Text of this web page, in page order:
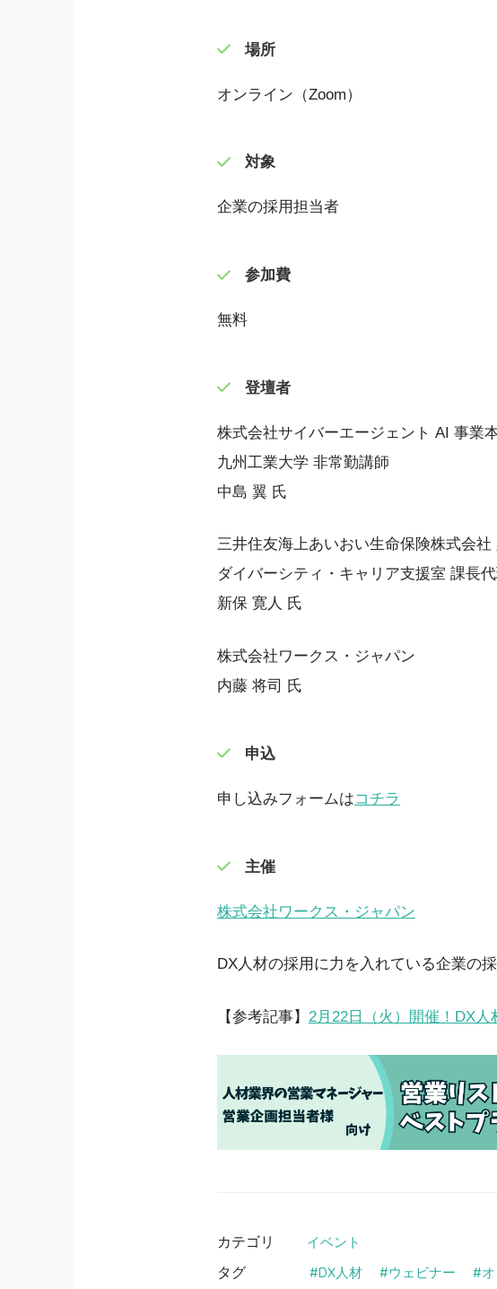
場所
オンライン（Zoom）
対象
企業の採用担当者
参加費
無料
登壇者
株式会社サイバーエージェント AI 事業
九州工業大学 非常勤講師
中島 翼 氏
三井住友海上あいおい生命保険株式会社
ダイバーシティ・キャリア支援室 課長
新保 寛人 氏
株式会社ワークス・ジャパン
内藤 将司 氏
申込
申し込みフォームはコチラ
主催
株式会社ワークス・ジャパン
DX人材の採用に力を入れている企業の
【参考記事】 2月22日（火）開催！DX
カテゴリ イベント
タグ DX人材 ウェビナー